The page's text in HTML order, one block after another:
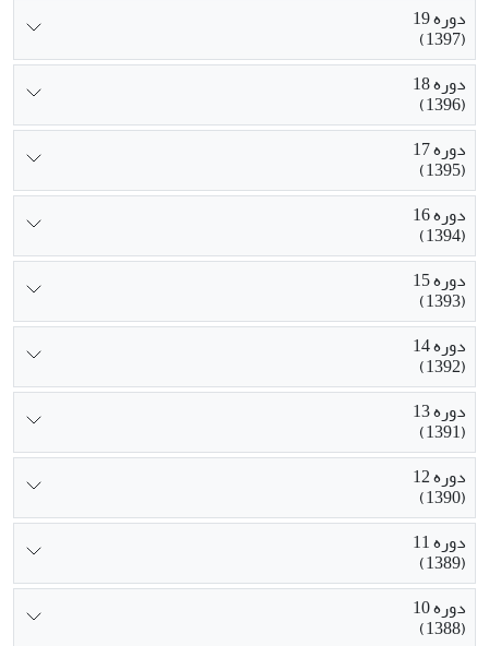
دوره 19
(1397)
دوره 18
(1396)
دوره 17
(1395)
دوره 16
(1394)
دوره 15
(1393)
دوره 14
(1392)
دوره 13
(1391)
دوره 12
(1390)
دوره 11
(1389)
دوره 10
(1388)